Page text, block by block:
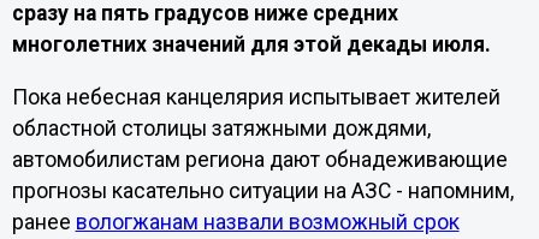
сразу на пять градусов ниже средних
многолетних значений для этой декады июля.
Пока небесная канцелярия испытывает жителей
областной столицы затяжными дождями,
автомобилистам региона дают обнадеживающие
прогнозы касательно ситуации на АЗС - напомним,
ранее вологжанам назвали возможный срок